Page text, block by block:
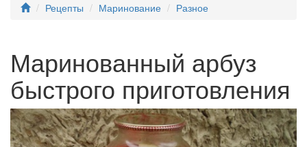
Рецепты Маринование Разное
Маринованный арбуз
быстрого приготовления